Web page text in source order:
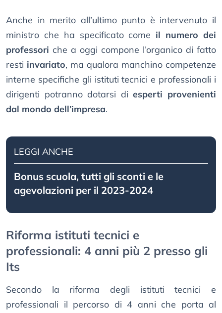
Anche in merito all’ultimo punto è intervenuto il
ministro che ha specificato come il numero dei
professori che a oggi compone l’organico di fatto
resti invariato, ma qualora manchino competenze
interne specifiche gli istituti tecnici e professionali i
dirigenti potranno dotarsi diesperti provenienti
dal mondo dell’impresa.
LEGGI ANCHE
Bonus scuola, tutti gli sconti e le
agevolazioni per il 2023-2024
Riforma istituti tecnici e
professionali: 4 anni più 2 presso gli
Its
Secondo la riforma degli istituti tecnici e
professionali il percorso di 4 anni che porta al